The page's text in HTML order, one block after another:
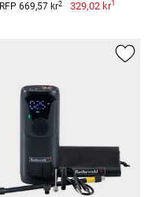
RFP 669,57 kr2 329,02 kr1